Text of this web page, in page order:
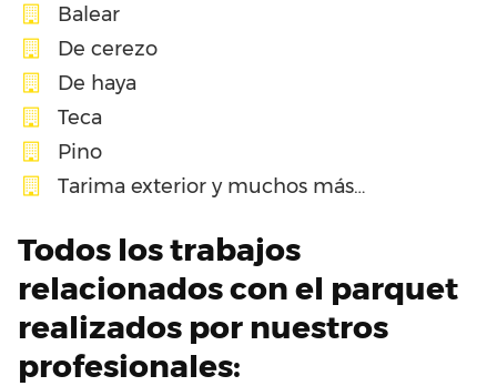
Balear
De cerezo
De haya
Teca
Pino
Tarima exterior y muchos más…
Todos los trabajos
relacionados con el parquet
realizados por nuestros
profesionales: